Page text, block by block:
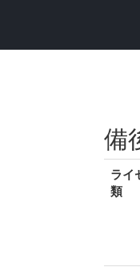
備
ライ
類